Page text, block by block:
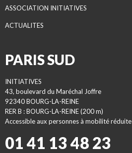
ASSOCIATION INITIATIVES
ACTUALITES
PARIS SUD
INITIATIVES
43, boulevard du Maréchal Joffre
92340 BOURG-LA-REINE
RER B : BOURG-LA-REINE (200 m)
Accessible aux personnes à mobilité réduite
01 41 13 48 23